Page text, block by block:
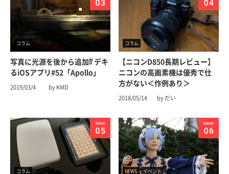
コラム
写真に光源を後から追加⁉︎ デキ
るiOSアプリ#52「Apollo」
2019/03/4 by KMD
コラム
【ニコンD850長期レビュー】
ニコンの高画素機は優秀で仕
方がない＜作例あり＞
2018/05/14 by だい
コラム NEWS イベント